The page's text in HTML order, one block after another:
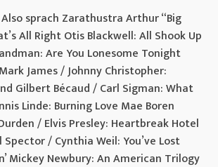
sprach Zarathustra Arthur “Big
All Right Otis Blackwell: All Shook Up
Are You Lonesome Tonight
James / Johnny Christopher:
Gilbert Bécaud / Carl Sigman: What
Linde: Burning Love Mae Boren
/ Elvis Presley: Heartbreak Hotel
/ Cynthia Weil: You’ve Lost
Mickey Newbury: An American Trilogy